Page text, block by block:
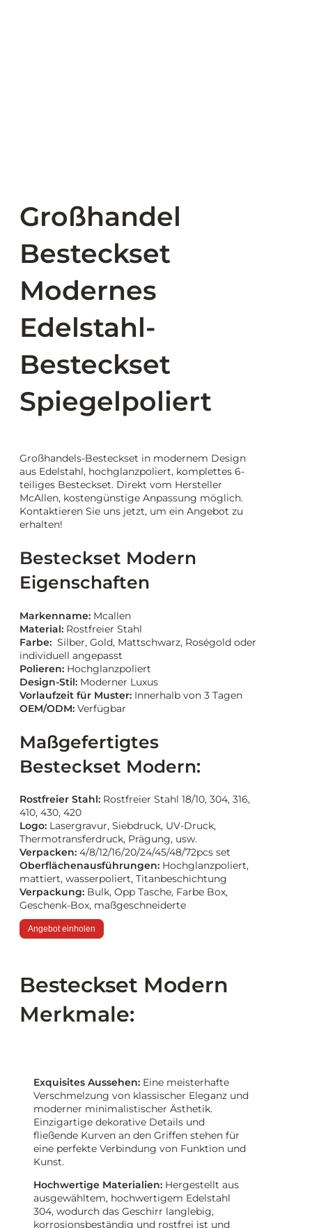
Großhandel
Besteckset
Modernes
Edelstahl-
Besteckset
Spiegelpoliert
Großhandels-Besteckset in modernem Design
aus Edelstahl, hochglanzpoliert, komplettes 6-
teiliges Besteckset. Direkt vom Hersteller
McAllen, kostengünstige Anpassung möglich.
Kontaktieren Sie uns jetzt, um ein Angebot zu
erhalten!
Besteckset Modern
Eigenschaften
Markenname: Mcallen
Material: Rostfreier Stahl
Farbe: Silber, Gold, Mattschwarz, Roségold oder
individuell angepasst
Polieren: Hochglanzpoliert
Design-Stil: Moderner Luxus
Vorlaufzeit für Muster: Innerhalb von 3 Tagen
OEM/ODM: Verfügbar
Maßgefertigtes
Besteckset Modern:
Rostfreier Stahl: Rostfreier Stahl 18/10, 304, 316,
410, 430, 420
Logo: Lasergravur, Siebdruck, UV-Druck,
Thermotransferdruck, Prägung, usw.
Verpacken: 4/8/12/16/20/24/45/48/72pcs set
Oberflächenausführungen: Hochglanzpoliert,
mattiert, wasserpoliert, Titanbeschichtung
Verpackung: Bulk, Opp Tasche, Farbe Box,
Geschenk-Box, maßgeschneiderte
Angebot einholen
Besteckset Modern
Merkmale:
Exquisites Aussehen: Eine meisterhafte
Verschmelzung von klassischer Eleganz und
moderner minimalistischer Ästhetik.
Einzigartige dekorative Details und
fließende Kurven an den Griffen stehen für
eine perfekte Verbindung von Funktion und
Kunst.
Hochwertige Materialien: Hergestellt aus
ausgewähltem, hochwertigem Edelstahl
304, wodurch das Geschirr langlebig,
korrosionsbeständig und rostfrei ist und